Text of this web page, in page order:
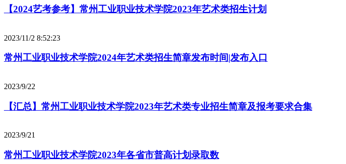
【2024艺考参考】常州工业职业技术学院2023年艺术类招生计划
2023/11/2 8:52:23
常州工业职业技术学院2024年艺术类招生简章发布时间|发布入口
2023/9/22
【汇总】常州工业职业技术学院2023年艺术类专业招生简章及报考要求合集
2023/9/21
常州工业职业技术学院2023年各省市普高计划录取数